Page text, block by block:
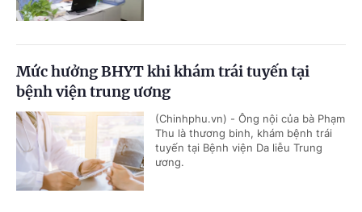
Mức hưởng BHYT khi khám trái tuyến tại
bệnh viện trung ương
(Chinhphu.vn) - Ông nội của bà Phạm
Thu là thương binh, khám bệnh trái
tuyến tại Bệnh viện Da liễu Trung
ương.